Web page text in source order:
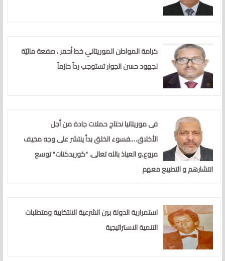
كرامة المواطن الموريتاني خط أحمر ، صفعة ماليّة
لجهود حسن الجوار تستوجب رداً حازماً
فى موريتانيا نحتاج حملات جادة من أجل
الأخلاق….فسوء الخلق بدأ ينتشر على وجه مخيف
مروع،و العياذ بالله تعالى. "كوريدكنات" توسع
انتشارهم و التطبيع معهم
استمرارية الدولة بين الشرعية الانتخابية ومتطلبات
التنمية الاستراتيجية